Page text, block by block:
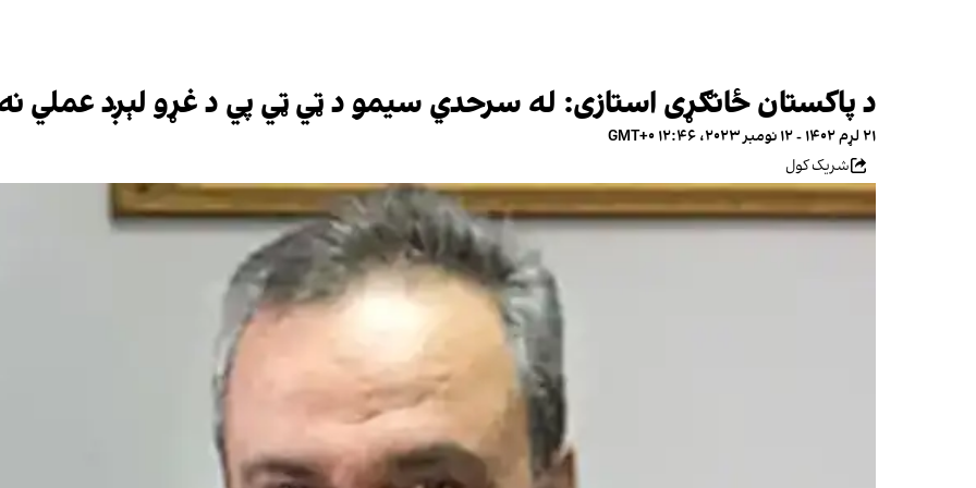
د پاکستان ځانګړی استازی: له سرحدي سیمو د ټي ټي پي د غړو لېږد عملي
۲۱ لړم ۱۴۰۲ - ۱۲ نومبر ۲۰۲۳، ۱۲:۴۶ GMT+۰
شریک کول